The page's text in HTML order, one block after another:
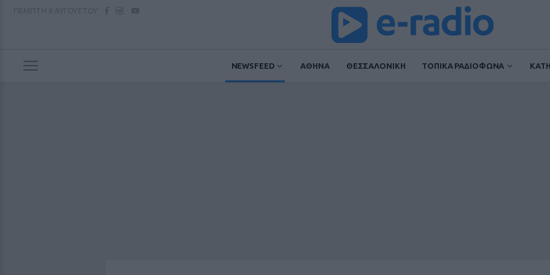
NEWSFEED ΑΘΗΝΑ ΘΕΣΣΑΛΟΝΙΚΗ ΤΟΠΙΚΑ ΡΑΔΙΟΦΩΝΑ